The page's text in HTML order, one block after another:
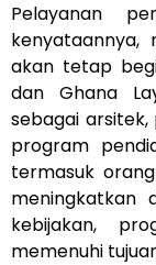
Pelayanan
kenyataannya,
akan tetap
dan Ghana
sebagai arsitek,
program
termasuk
meningkatkan
kebijakan,
memenuhi